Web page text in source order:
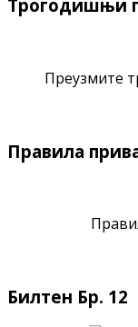
Трогодишњи
Преузмите
Правила
Билтен Бр. 12